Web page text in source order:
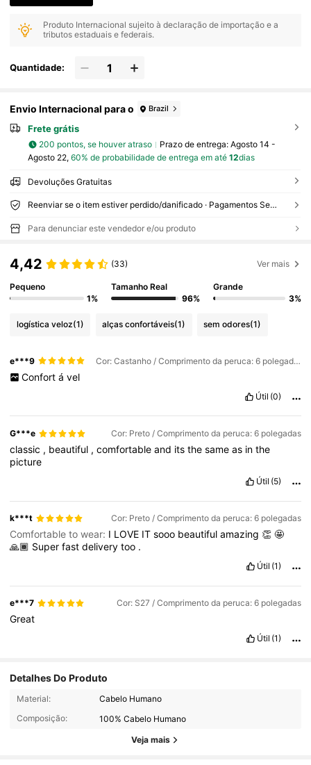
Produto Internacional sujeito à declaração de importação e a
tributos estaduais e federais.
Quantidade:
Envio Internacional para o Brazil
Frete grátis
200 pontos, se houver atraso Prazo de entrega: Agosto 14 -
Agosto 22, 60% de probabilidade de entrega em até 12dias
Devoluções Gratuitas
Reenviar se o item estiver perdido/danificado · Pagamentos Seguros · Proteção de privacidade
Para denunciar este vendedor e/ou produto
4,42 (33) Ver mais
Pequeno
1%
Tamanho Real
96%
Grande
3%
logística veloz(1) alças confortáveis(1) sem odores(1)
e***9 Cor: Castanho / Comprimento da peruca: 6 polegadas
Confort á vel
Útil (0)
G***e Cor: Preto / Comprimento da peruca: 6 polegadas
classic , beautiful ,comfortableand itsthesameas inthe
picture
Útil (5)
k***t Cor: Preto / Comprimento da peruca: 6 polegadas
Comfortable to wear: I LOVE ITsooo beautifulamazing👏🤩
🙏🏾 Superfastdeliverytoo .
Útil (1)
e***7 Cor: S27 / Comprimento da peruca: 6 polegadas
Great
Útil (1)
Detalhes Do Produto
Material:
Cabelo Humano
Composição:
100% Cabelo Humano
Veja mais
2.4K Seguidores